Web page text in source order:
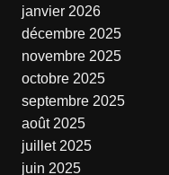
janvier 2026
décembre 2025
novembre 2025
octobre 2025
septembre 2025
août 2025
juillet 2025
juin 2025